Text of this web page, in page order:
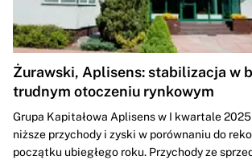
Żurawski, Aplisens: stabilizacja w
trudnym otoczeniu rynkowym
Grupa Kapitałowa Aplisens w I kwartale
niższe przychody i zyski w porównaniu do
początku ubiegłego roku. Przychody ze